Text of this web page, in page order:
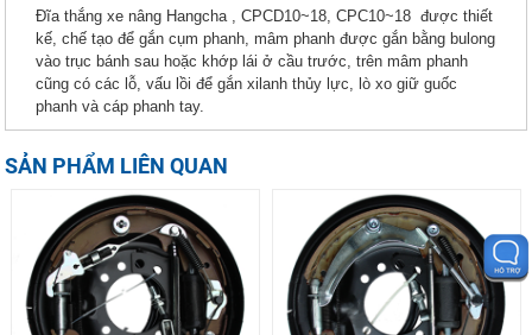
Đĩa thắng xe nâng Hangcha , CPCD10~18, CPC10~18 được thiết
kế, chế tạo để gắn cụm phanh, mâm phanh được gắn bằng bulong
vào trục bánh sau hoặc khớp lái ở cầu trước, trên mâm phanh
cũng có các lỗ, vấu lồi để gắn xilanh thủy lực, lò xo giữ guốc
phanh và cáp phanh tay.
SẢN PHẨM LIÊN QUAN